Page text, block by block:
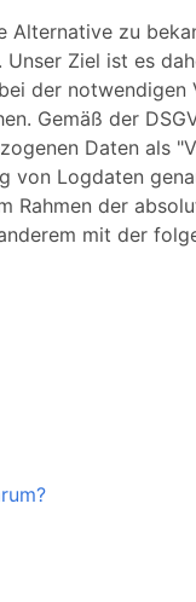
zu
Ziel ist es
der
Gemäß der
Daten als
Logdaten
Rahmen der
mit der